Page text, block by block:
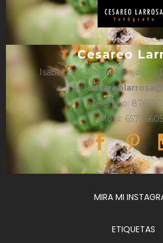
Cesareo
Isabel La Católica 4, bajos, 1º,
e-mail:
Teléfono:
Móvil:
MIRA MI
ETIQUETAS